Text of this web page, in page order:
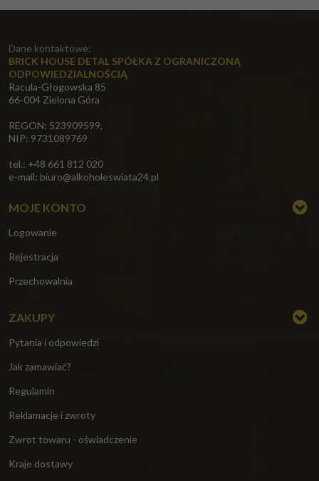
Dane kontaktowe:
BRICK HOUSE DETAL SPÓŁKA Z OGRANICZONĄ
ODPOWIEDZIALNOŚCIĄ
Racula-Głogowska 85
66-004 Zielona Góra
REGON: 523909599,
NIP: 9731089769
tel.: +48 661 812 020
e-mail: biuro@alkoholeswiata24.pl
MOJE KONTO
Logowanie
Rejestracja
Przechowalnia
ZAKUPY
Pytania i odpowiedzi
Jak zamawiać?
Regulamin
Reklamacje i zwroty
Zwrot towaru - oświadczenie
Kraje dostawy